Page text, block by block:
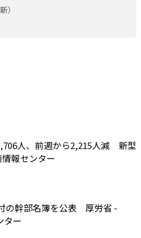
）
人、前週から2,215人減 新型
報センター
の幹部名簿を公表 厚労省 -
ター